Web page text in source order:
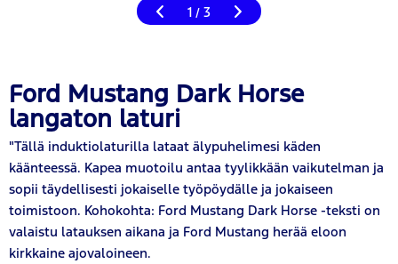
1 / 3
Ford Mustang Dark Horse
langaton laturi
"Tällä induktiolaturilla lataat älypuhelimesi käden
käänteessä. Kapea muotoilu antaa tyylikkään vaikutelman ja
sopii täydellisesti jokaiselle työpöydälle ja jokaiseen
toimistoon. Kohokohta: Ford Mustang Dark Horse -teksti on
valaistu latauksen aikana ja Ford Mustang herää eloon
kirkkaine ajovaloineen.